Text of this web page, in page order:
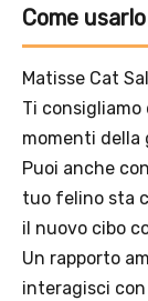
Come
Matisse Cat
Ti
momenti
Puoi anche
tuo felino sta
il nuovo cibo
Un rapporto
interagisci
seleziona la
offerta, l’intero
corriere
· Limite di